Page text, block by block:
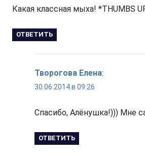
Какая классная мыха! *THUMBS
ОТВЕТИТЬ
Творогова Елена:
30.06.2014 в 09:26
Спасибо, Алёнушка!))) Мне
ОТВЕТИТЬ